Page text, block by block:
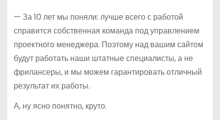
— За 10 лет мы поняли: лучше всего с работой
справится собственная команда под управлением
проектного менеджера. Поэтому над вашим сайтом
будут работать наши штатные специалисты, а не
фрилансеры, и мы можем гарантировать отличный
результат их работы.
А, ну ясно понятно, круто.